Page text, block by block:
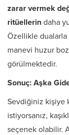
zarar vermek
ritüellerin daha
Özellikle
manevi huzur
görülmektedir.
Sonuç: Aşka
Sevdiğiniz kişiye
istiyorsanız,
seçenek olabilir.